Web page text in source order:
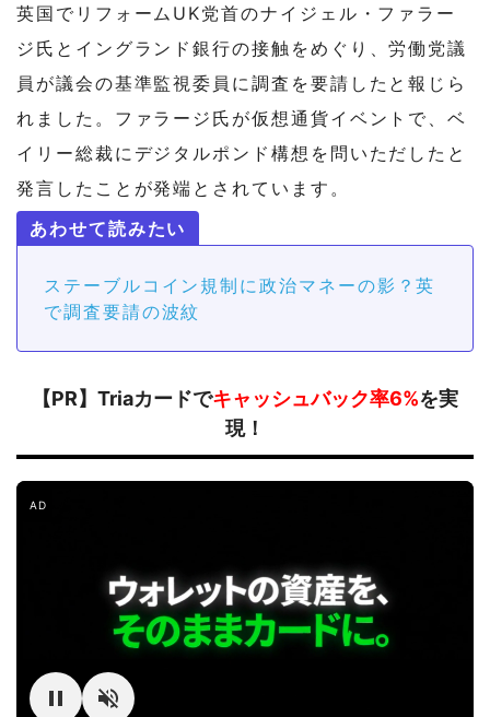
英国でリフォームUK党首のナイジェル・ファラー
ジ氏とイングランド銀行の接触をめぐり、労働党議
員が議会の基準監視委員に調査を要請したと報じら
れました。ファラージ氏が仮想通貨イベントで、ベ
イリー総裁にデジタルポンド構想を問いただしたと
発言したことが発端とされています。
ステーブルコイン規制に政治マネーの影？英
で調査要請の波紋
【PR】Triaカードでキャッシュバック率6%を実
現！
AD